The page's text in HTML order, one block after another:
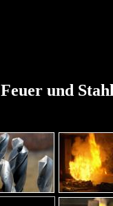
Feuer und